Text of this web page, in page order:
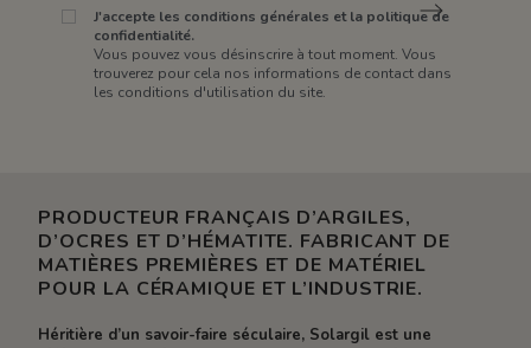
J'accepte les conditions générales et la politique de
confidentialité.
Vous pouvez vous désinscrire à tout moment. Vous
trouverez pour cela nos informations de contact dans
les conditions d'utilisation du site.
PRODUCTEUR FRANÇAIS D’ARGILES,
D’OCRES ET D’HÉMATITE. FABRICANT DE
MATIÈRES PREMIÈRES ET DE MATÉRIEL
POUR LA CÉRAMIQUE ET L’INDUSTRIE.
Héritière d’un savoir-faire séculaire, Solargil est une